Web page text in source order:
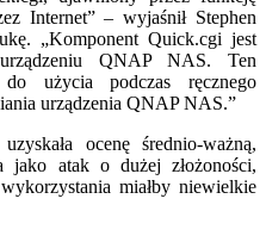
Internet” – wyjaśnił Stephen
„Komponent Quick.cgi jest
QNAP NAS. Ten
użycia podczas ręcznego
urządzenia QNAP NAS.”
ocenę średnio-ważną,
jako atak o dużej złożoności,
miałby niewielkie